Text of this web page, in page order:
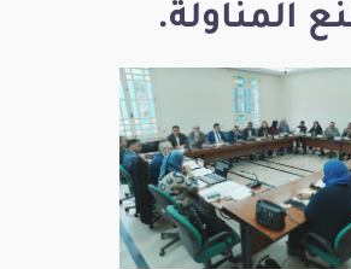
المناولة.